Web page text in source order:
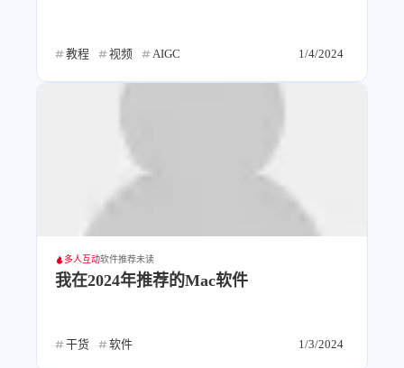
教程 视频 AIGC 1/4/2024
多人互动软件推荐未读
我在2024年推荐的Mac软件
干货 软件 1/3/2024